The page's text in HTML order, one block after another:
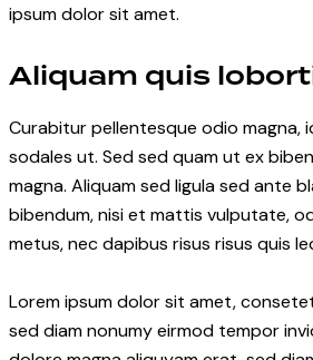
ipsum dolor sit amet.
Aliquam quis
Curabitur pellentesque odio magna,
sodales ut. Sed sed quam ut ex
magna. Aliquam sed ligula sed ante
bibendum, nisi et mattis vulputate,
metus, nec dapibus risus risus quis
Lorem ipsum dolor sit amet,
sed diam nonumy eirmod tempor